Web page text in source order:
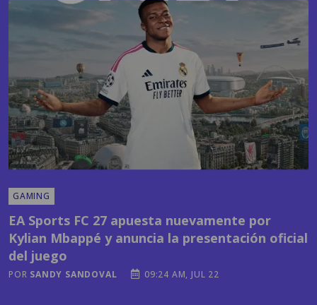
GAMING
Kylian Mbappé y anuncia la presentación oficial
del juego
PORSANDY SANDOVAL 09:24 AM, JUL 22